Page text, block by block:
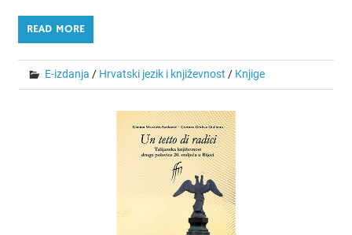
READ MORE
E-izdanja / Hrvatski jezik i književnost / Knjige